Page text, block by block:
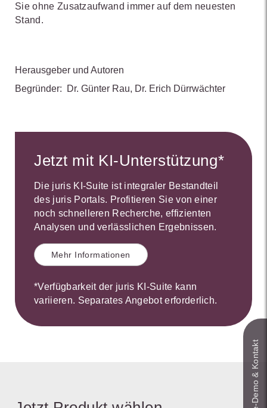
Sie ohne Zusatzaufwand immer auf dem neuesten
Stand.
Herausgeber und Autoren
Begründer:
Dr. Günter Rau, Dr. Erich Dürrwächter
Jetzt mit KI-Unterstützung*
Die juris KI-Suite ist integraler Bestandteil
des juris Portals. Profitieren Sie von einer
noch schnelleren Recherche, effizienten
Analysen und verlässlichen Ergebnissen.
Mehr Informationen
*Verfügbarkeit der juris KI-Suite kann
variieren. Separates Angebot erforderlich.
Live‑Demo & Kontakt